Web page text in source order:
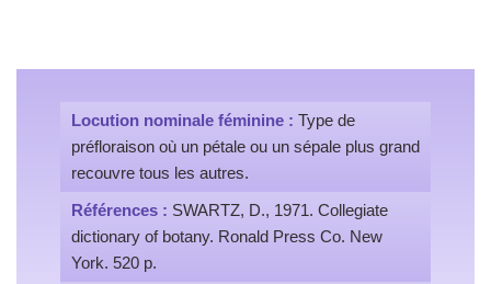
Locution nominale féminine : Type de
préfloraison où un pétale ou un sépale plus grand
recouvre tous les autres.
Références : SWARTZ, D., 1971. Collegiate
dictionary of botany. Ronald Press Co. New
York. 520 p.